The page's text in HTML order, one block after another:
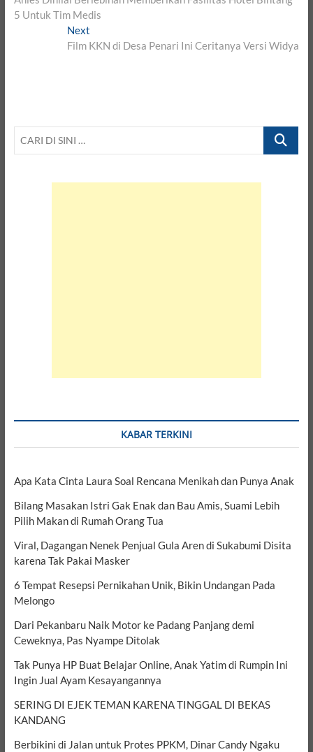
navigation
5 Untuk Tim Medis
Next
post:
Film KKN di Desa Penari Ini Ceritanya Versi Widya
CARI
KABAR TERKINI
Apa Kata Cinta Laura Soal Rencana Menikah dan Punya Anak
Bilang Masakan Istri Gak Enak dan Bau Amis, Suami Lebih
Pilih Makan di Rumah Orang Tua
Viral, Dagangan Nenek Penjual Gula Aren di Sukabumi Disita
karena Tak Pakai Masker
6 Tempat Resepsi Pernikahan Unik, Bikin Undangan Pada
Melongo
Dari Pekanbaru Naik Motor ke Padang Panjang demi
Ceweknya, Pas Nyampe Ditolak
Tak Punya HP Buat Belajar Online, Anak Yatim di Rumpin Ini
Ingin Jual Ayam Kesayangannya
SERING DI EJEK TEMAN KARENA TINGGAL DI BEKAS
KANDANG
Berbikini di Jalan untuk Protes PPKM, Dinar Candy Ngaku